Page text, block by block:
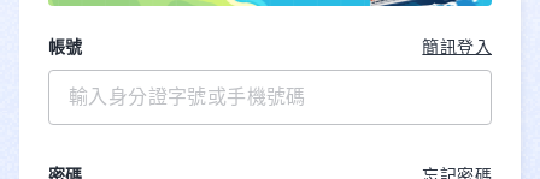
帳號 簡訊登入